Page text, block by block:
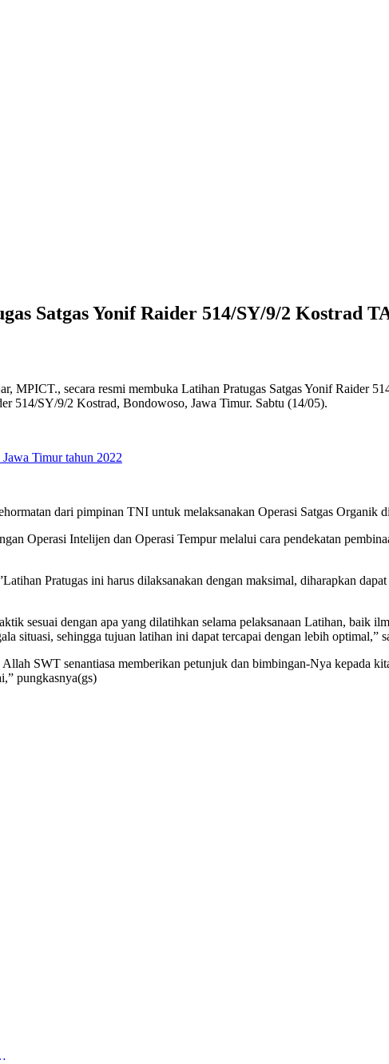
Satgas Yonif Raider 514/SY/9/2 Kostrad
secara resmi membuka Latihan Pratugas Satgas Yonif Raider
514/SY/9/2 Kostrad, Bondowoso, Jawa Timur. Sabtu (14/05).
Timur tahun 2022
dari pimpinan TNI untuk melaksanakan Operasi Satgas Organik
Operasi Intelijen dan Operasi Tempur melalui cara pendekatan
Pratugas ini harus dilaksanakan dengan maksimal, diharapkan
sesuai dengan apa yang dilatihkan selama pelaksanaan Latihan, baik
situasi, sehingga tujuan latihan ini dapat tercapai dengan lebih optimal,”
SWT senantiasa memberikan petunjuk dan bimbingan-Nya kepada
pungkasnya(gs)